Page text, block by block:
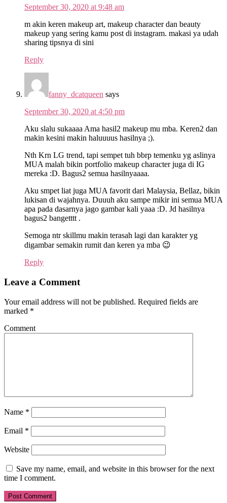
September 30, 2020 at 9:48 am
m akin keren makeup art, makeup character dan beauty
makeup yang sering kamu post di instagram. makasi ya udah
sharing tipsnya di sini
Reply
fanny_dcatqueen says
September 30, 2020 at 4:50 pm
Aku slalu sukaaaa Ama hasil2 makeup mu mba. Keren2 dan
makin kesini makin haluuuus hasilnya ;).
Nth Krn LG trend, tapi sempet tuh bbrp temenku yg aslinya
MUA malah bikin portfolio makeup character juga di IG
mereka :D. Bagus2 semua hasilnyaaaa.
Aku smpet liat juga MUA favorit dari Malaysia, Bellaz, bikin
lukisan di wajahnya. Duuuh aku sampe mikir ini semua MUA
apa pada dasarnya jago gambar kali yaaa :D. Jd hasilnya
bagus2 bangetttt .
Semoga ntr skillmu makin terasah lagi dan karakter yg
digambar semakin rumit dan keren ya mba 😉
Reply
Leave a Comment
Your email address will not be published. Required fields are
marked *
Comment
Name *
Email *
Website
Save my name, email, and website in this browser for the next
time I comment.